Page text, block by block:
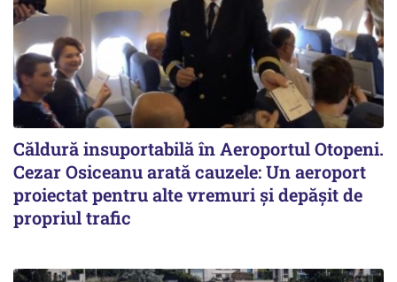
Căldură insuportabilă în Aeroportul Otopeni.
Cezar Osiceanu arată cauzele: Un aeroport
proiectat pentru alte vremuri și depășit de
propriul trafic